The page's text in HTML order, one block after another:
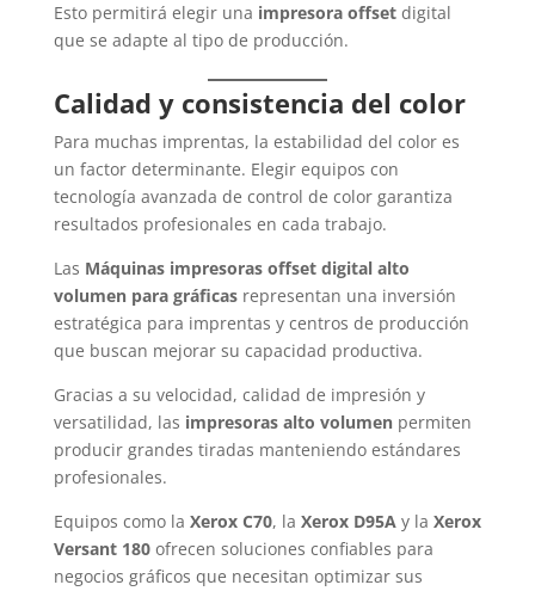
Esto permitirá elegir una impresora offsetdigital
que se adapte al tipo de producción.
Calidad y consistencia del color
Para muchas imprentas, la estabilidad del color es
un factor determinante. Elegir equipos con
tecnología avanzada de control de color garantiza
resultados profesionales en cada trabajo.
Las Máquinas impresoras offset digital alto
volumen para gráficasrepresentan una inversión
estratégica para imprentas y centros de producción
que buscan mejorar su capacidad productiva.
Gracias a su velocidad, calidad de impresión y
versatilidad, las impresoras alto volumenpermiten
producir grandes tiradas manteniendo estándares
profesionales.
Equipos como la Xerox C70, la Xerox D95Ay la Xerox
Versant 180ofrecen soluciones confiables para
negocios gráficos que necesitan optimizar sus